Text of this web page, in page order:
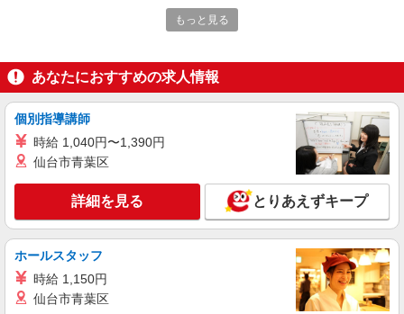
す！ ≪車通勤可≫ ◆無料駐車場あり
派遣社員
パーソルテンプスタッフ株式会社 中部コーディネートセンター二課
＜安心の大手総合病院！未経験でもOK♪病棟で
の医療事務☆彡＞
愛知県豊明市／最寄駅：前後駅、徳重駅 ◆
桜通線鳴子北駅・鶴舞線原駅からもバスを利用で
きます ≪車通勤可≫ ◆駐車場についてはご自身
のご都合に合わせてご検討ください。
詳細を見る
派遣社員
パーソルテンプスタッフ株式会社 中部コーディネートセンター二課
もっと見る
あなたにおすすめの求人情報
個別指導講師
時給 1,040円〜1,390円
仙台市青葉区
詳細を見る とりあえずキープ
ホールスタッフ
時給 1,150円
仙台市青葉区